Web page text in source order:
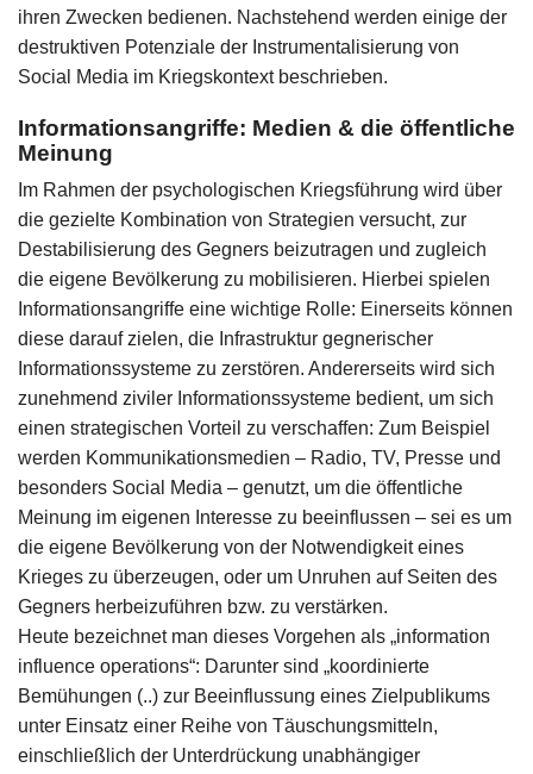
ihren Zwecken bedienen. Nachstehend werden einige der
destruktiven Potenziale der Instrumentalisierung von
Social Media im Kriegskontext beschrieben.
Informationsangriffe: Medien & die öffentliche
Meinung
Im Rahmen der psychologischen Kriegsführung wird über
die gezielte Kombination von Strategien versucht, zur
Destabilisierung des Gegners beizutragen und zugleich
die eigene Bevölkerung zu mobilisieren. Hierbei spielen
Informationsangriffe eine wichtige Rolle: Einerseits können
diese darauf zielen, die Infrastruktur gegnerischer
Informationssysteme zu zerstören. Andererseits wird sich
zunehmend ziviler Informationssysteme bedient, um sich
einen strategischen Vorteil zu verschaffen: Zum Beispiel
werden Kommunikationsmedien – Radio, TV, Presse und
besonders Social Media – genutzt, um die öffentliche
Meinung im eigenen Interesse zu beeinflussen – sei es um
die eigene Bevölkerung von der Notwendigkeit eines
Krieges zu überzeugen, oder um Unruhen auf Seiten des
Gegners herbeizuführen bzw. zu verstärken.
Heute bezeichnet man dieses Vorgehen als „information
influence operations“: Darunter sind „koordinierte
Bemühungen (..) zur Beeinflussung eines Zielpublikums
unter Einsatz einer Reihe von Täuschungsmitteln,
einschließlich der Unterdrückung unabhängiger